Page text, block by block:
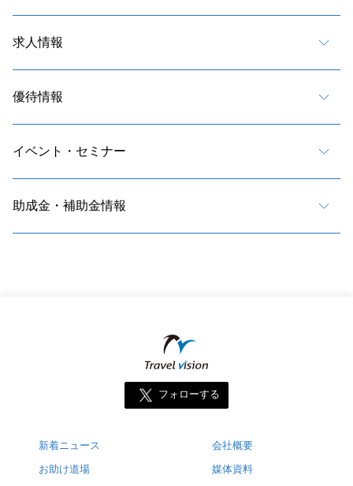
求人情報
優待情報
イベント・セミナー
助成金・補助金情報
フォローする
新着ニュース
お助け道場
会社概要
媒体資料